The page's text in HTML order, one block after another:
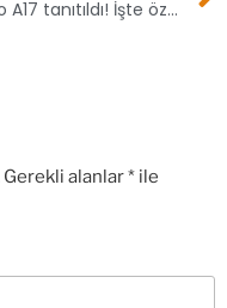
Oppo A17 tanıtıldı! İşte özellikleri
Gerekli alanlar* ile